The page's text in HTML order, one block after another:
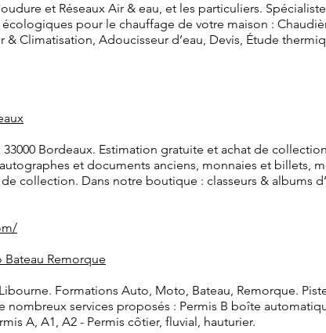
et Réseaux Air & eau, et les particuliers.
pour le chauffage de votre maison :
Climatisation, Adoucisseur d’eau, Devis, Étude
Bordeaux. Estimation gratuite et achat de
et documents anciens, monnaies et billets,
collection. Dans notre boutique : classeurs & albums
Remorque
Formations Auto, Moto, Bateau, Remorque.
nombreux services proposés : Permis B boîte
A, A1, A2 - Permis côtier, fluvial, hauturier.